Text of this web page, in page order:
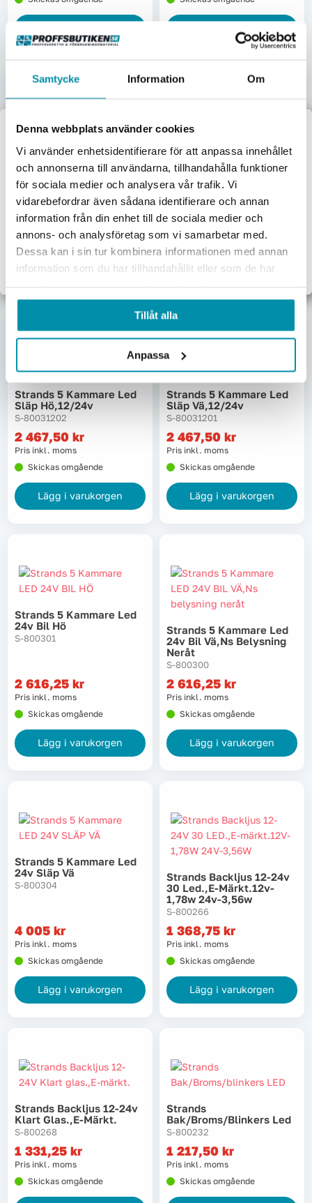
Samtycke Information Om
Denna webbplats använder cookies
Vi använder enhetsidentifierare för att anpassa innehållet
och annonserna till användarna, tillhandahålla funktioner
för sociala medier och analysera vår trafik. Vi
vidarebefordrar även sådana identifierare och annan
information från din enhet till de sociala medier och
annons- och analysföretag som vi samarbetar med.
Dessa kan i sin tur kombinera informationen med annan
information som du har tillhandahållit eller som de har
Tillåt alla
Anpassa
Strands 4 Kammarlykta
Led I
Par,bak,broms,blinkers,back,dim
S-800307-KIT
2 057,50 kr
Pris inkl. moms
Skickas omgående
Lägg i varukorgen
Strands 4 Kammarlykta
Led
Vänster,bak/broms/
S-800307V
1 666,25kr
Pris inkl. moms
Skickas omgående
Lägg i varukorgen
Strands 5 Kammare Led
Släp Hö,12/24v
S-80031202
2 467,50 kr
Pris inkl. moms
Skickas omgående
Lägg i varukorgen
Strands 5 Kammare Led
Släp Vä,12/24v
S-80031201
2 467,50 kr
Pris inkl. moms
Skickas omgående
Lägg i varukorgen
Strands 5 Kammare Led
24v Bil Hö
S-800301
2 616,25 kr
Pris inkl. moms
Skickas omgående
Lägg i varukorgen
Strands 5 Kammare Led
24v Bil Vä,ns Belysning
Neråt
S-800300
2 616,25 kr
Pris inkl. moms
Skickas omgående
Lägg i varukorgen
Strands 5 Kammare Led
24v Släp Vä
S-800304
4 005 kr
Pris inkl. moms
Skickas omgående
Lägg i varukorgen
Strands Backljus 12-24v
30 Led.,e-Märkt.12v-
1,78w 24v-3,56w
S-800266
1 368,75 kr
Pris inkl. moms
Skickas omgående
Lägg i varukorgen
Strands Backljus 12-24v
Klart Glas.,e-Märkt.
S-800268
1 331,25 kr
Pris inkl. moms
Skickas omgående
Strands
Bak/broms/blinkers Led
S-800232
1 217,50 kr
Pris inkl. moms
Skickas omgående
Välkommen till
Proffsbutiken
Jag handlar som:
Företag
Exkl. moms
Privat
Inkl. moms